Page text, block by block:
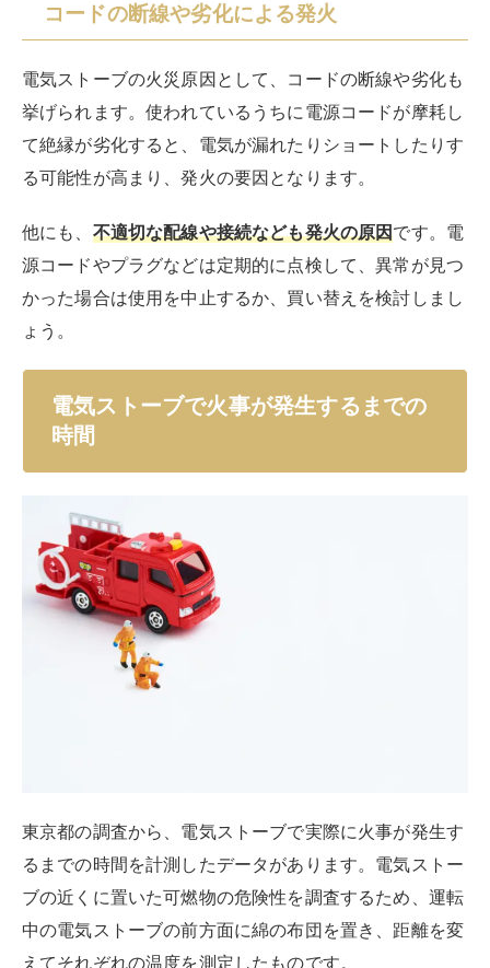
コードの断線や劣化による発火
電気ストーブの火災原因として、コードの断線や劣化も
挙げられます。使われているうちに電源コードが摩耗し
て絶縁が劣化すると、電気が漏れたりショートしたりす
る可能性が高まり、発火の要因となります。
他にも、 不適切な配線や接続なども発火の原因です。電
源コードやプラグなどは定期的に点検して、異常が見つ
かった場合は使用を中止するか、買い替えを検討しまし
ょう。
電気ストーブで火事が発生するまでの
時間
東京都の調査から、電気ストーブで実際に火事が発生す
るまでの時間を計測したデータがあります。電気ストー
ブの近くに置いた可燃物の危険性を調査するため、運転
中の電気ストーブの前方面に綿の布団を置き、距離を変
えてそれぞれの温度を測定したものです。